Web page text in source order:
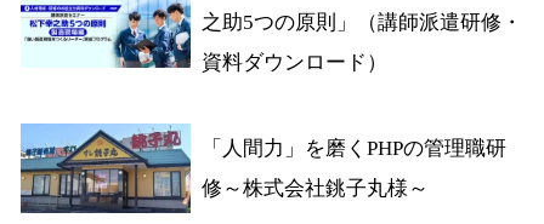
之助5つの原則」（講師派遣研修・
資料ダウンロード）
「人間力」を磨くPHPの管理職研
修～株式会社銚子丸様～